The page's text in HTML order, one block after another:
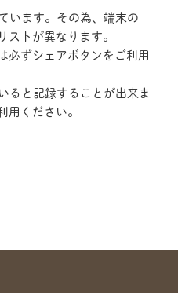
います。その為、端末の
ストが異なります。
必ずシェアボタンをご利用
ると記録することが出来ま
用ください。